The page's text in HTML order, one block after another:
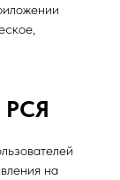
РСЯ
на